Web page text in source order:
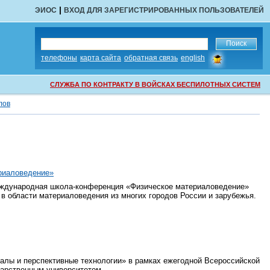
ЭИОС | ВХОД ДЛЯ ЗАРЕГИСТРИРОВАННЫХ ПОЛЬЗОВАТЕЛЕЙ
телефоны карта сайта обратная связь english
сообщить
об
ошибке
СЛУЖБА ПО КОНТРАКТУ В ВОЙСКАХ БЕСПИЛОТНЫХ СИСТЕМ
школа-конференция «Физическое материаловедение»
материаловедения из многих городов России и зарубежья.
и перспективные технологии» в рамках ежегодной Всероссийской